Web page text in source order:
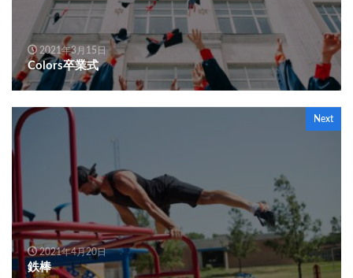
2021年3月15日
Colors卒業式
Next
2021年4月20日
鉄棒